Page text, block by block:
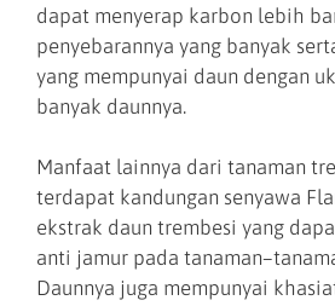
dapat menyerap karbon lebih
penyebarannya yang banyak
yang mempunyai daun dengan
banyak daunnya.
Manfaat lainnya dari tanaman
terdapat kandungan senyawa
ekstrak daun trembesi yang
anti jamur pada
Daunnya juga mempunyai